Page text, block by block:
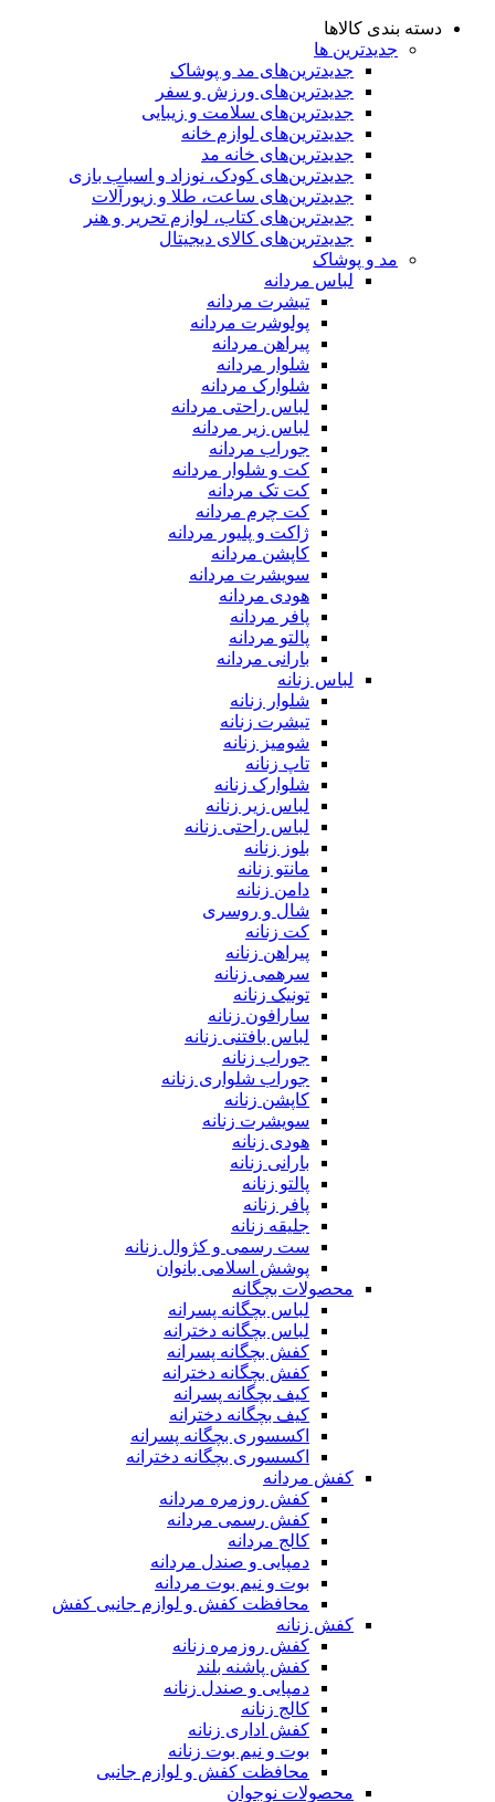
دسته بندی کالاها
جدیدترین ها
جدید‌ترین‌های مد و پوشاک
جدید‌ترین‌های ورزش و سفر
جدید‌ترین‌های سلامت و زیبایی
جدید‌ترین‌های لوازم خانه
جدیدترین‌های خانه مد
جدید‌ترین‌های کودک، نوزاد و اسباب بازی
جدید‌ترین‌های ساعت، طلا و زیورآلات
جدید‌ترین‌های کتاب، لوازم تحریر و هنر
جدید‌ترین‌های کالای دیجیتال
مد و پوشاک
لباس مردانه
تیشرت مردانه
پولوشرت مردانه
پیراهن مردانه
شلوار مردانه
شلوارک مردانه
لباس راحتی مردانه
لباس زیر مردانه
جوراب مردانه
کت و شلوار مردانه
کت تک مردانه
کت چرم مردانه
ژاکت و پلیور مردانه
کاپشن مردانه
سویشرت مردانه
هودی مردانه
پافر مردانه
پالتو مردانه
بارانی مردانه
لباس زنانه
شلوار زنانه
تیشرت زنانه
شومیز زنانه
تاپ زنانه
شلوارک زنانه
لباس زیر زنانه
لباس راحتی زنانه
بلوز زنانه
مانتو زنانه
دامن زنانه
شال و روسری
کت زنانه
پیراهن زنانه
سرهمی زنانه
تونیک زنانه
سارافون زنانه
لباس بافتنی زنانه
جوراب زنانه
جوراب شلواری زنانه
کاپشن زنانه
سویشرت زنانه
هودی زنانه
بارانی زنانه
پالتو زنانه
پافر زنانه
جلیقه زنانه
ست رسمی و کژوال زنانه
پوشش اسلامی بانوان
محصولات بچگانه
لباس بچگانه پسرانه
لباس بچگانه دخترانه
کفش بچگانه پسرانه
کفش بچگانه دخترانه
کیف بچگانه پسرانه
کیف بچگانه دخترانه
اکسسوری بچگانه پسرانه
اکسسوری بچگانه دخترانه
کفش مردانه
کفش روزمره مردانه
کفش رسمی مردانه
کالج مردانه
دمپایی و صندل مردانه
بوت و نیم بوت مردانه
محافظت کفش و لوازم جانبی کفش
کفش زنانه
کفش روزمره زنانه
کفش پاشنه بلند
دمپایی و صندل زنانه
کالج زنانه
کفش اداری زنانه
بوت و نیم بوت زنانه
محافظت کفش و لوازم جانبی
محصولات نوجوان